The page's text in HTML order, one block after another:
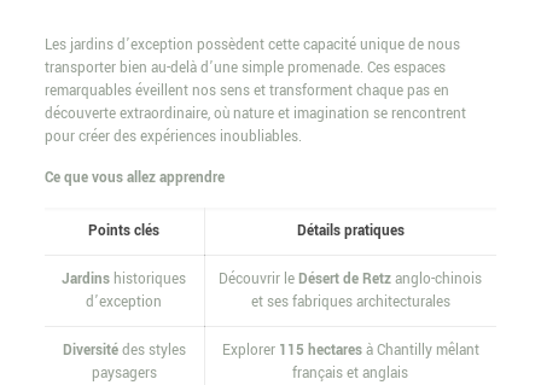
Les jardins d’exception possèdent cette capacité unique de nous
transporter bien au-delà d’une simple promenade. Ces espaces
remarquables éveillent nos sens et transforment chaque pas en
découverte extraordinaire, où nature et imagination se rencontrent
pour créer des expériences inoubliables.
Ce que vous allez apprendre
Points clés Détails pratiques
Jardins historiques
d’exception
Découvrir leDésert de Retzanglo-chinois
et ses fabriques architecturales
Diversitédes styles
paysagers
Explorer 115 hectaresà Chantilly mêlant
français et anglais